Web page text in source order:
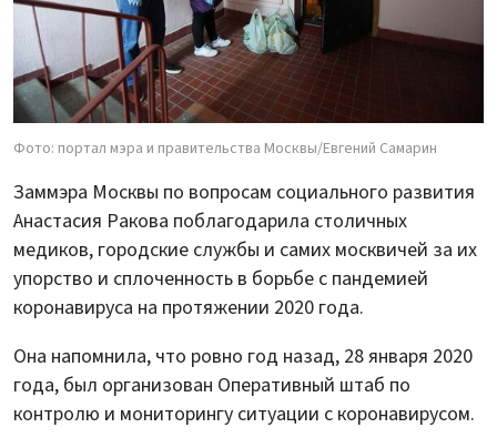
Фото: портал мэра и правительства Москвы/Евгений Самарин
Заммэра Москвы по вопросам социального развития
Анастасия Ракова поблагодарила столичных
медиков, городские службы и самих москвичей за их
упорство и сплоченность в борьбе с пандемией
коронавируса на протяжении 2020 года.
Она напомнила, что ровно год назад, 28 января 2020
года, был организован Оперативный штаб по
контролю и мониторингу ситуации с коронавирусом.